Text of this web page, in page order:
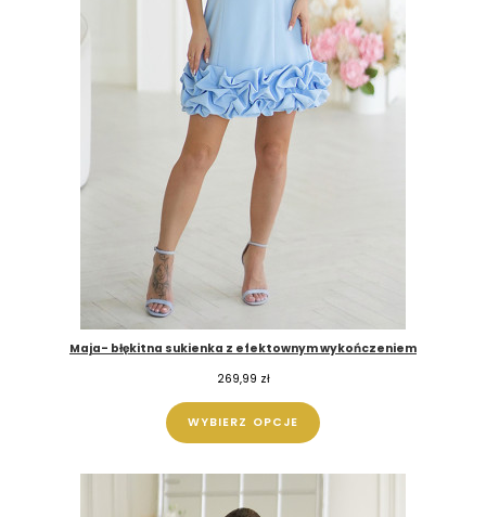
Maja- błękitna sukienka z efektownym wykończeniem
269,99 zł
WYBIERZ OPCJE